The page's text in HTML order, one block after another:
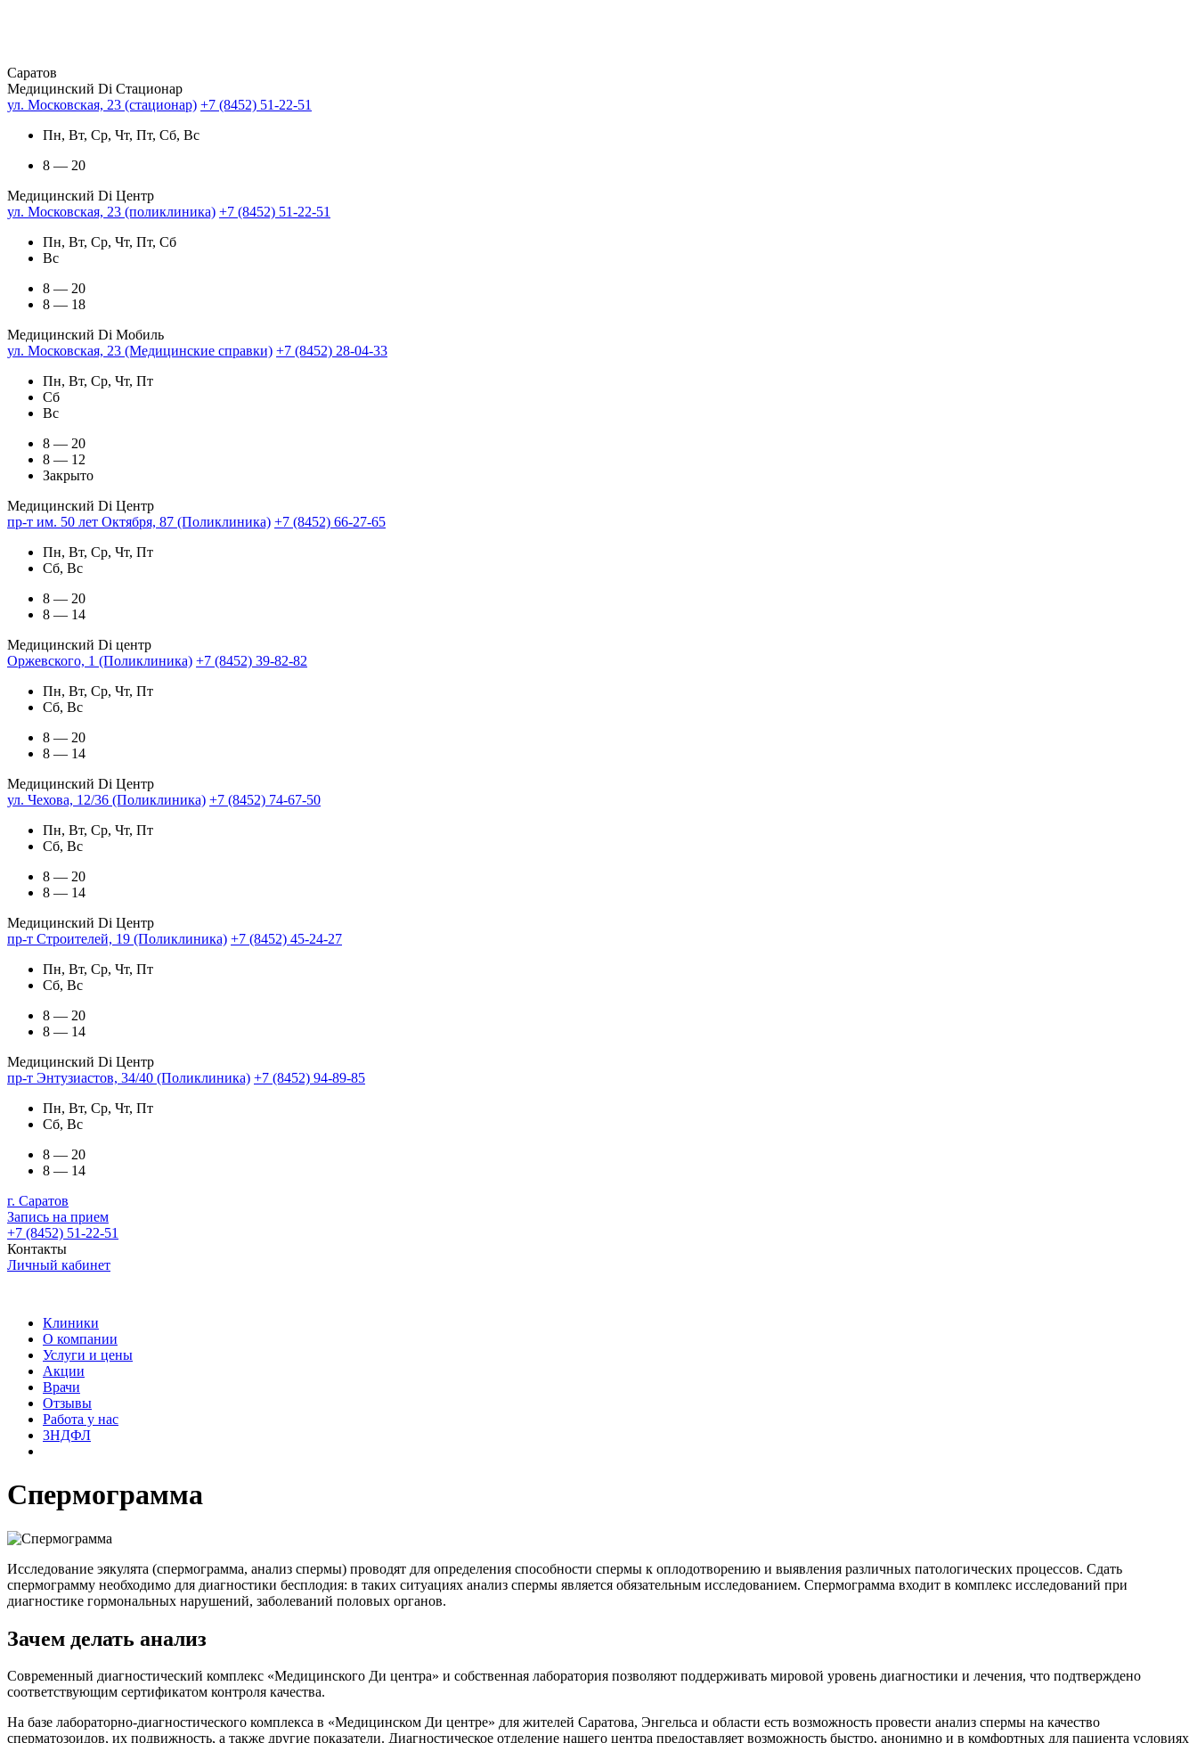
Саратов
Медицинский Di Стационар
ул. Московская, 23 (стационар) +7 (8452) 51-22-51
Пн, Вт, Ср, Чт, Пт, Сб, Вс
8 — 20
Медицинский Di Центр
ул. Московская, 23 (поликлиника) +7 (8452) 51-22-51
Пн, Вт, Ср, Чт, Пт, Сб
Вс
8 — 20
8 — 18
Медицинский Di Мобиль
ул. Московская, 23 (Медицинские справки) +7 (8452) 28-04-33
Пн, Вт, Ср, Чт, Пт
Сб
Вс
8 — 20
8 — 12
Закрыто
Медицинский Di Центр
пр-т им. 50 лет Октября, 87 (Поликлиника) +7 (8452) 66-27-65
Пн, Вт, Ср, Чт, Пт
Сб, Вс
8 — 20
8 — 14
Медицинский Di центр
Оржевского, 1 (Поликлиника) +7 (8452) 39-82-82
Пн, Вт, Ср, Чт, Пт
Сб, Вс
8 — 20
8 — 14
Медицинский Di Центр
ул. Чехова, 12/36 (Поликлиника) +7 (8452) 74-67-50
Пн, Вт, Ср, Чт, Пт
Сб, Вс
8 — 20
8 — 14
Медицинский Di Центр
пр-т Строителей, 19 (Поликлиника) +7 (8452) 45-24-27
Пн, Вт, Ср, Чт, Пт
Сб, Вс
8 — 20
8 — 14
Медицинский Di Центр
пр-т Энтузиастов, 34/40 (Поликлиника) +7 (8452) 94-89-85
Пн, Вт, Ср, Чт, Пт
Сб, Вс
8 — 20
8 — 14
г. Саратов
Запись на прием
+7 (8452) 51-22-51
Контакты
Личный кабинет
Клиники
О компании
Услуги и цены
Акции
Врачи
Отзывы
Работа у нас
3НДФЛ
Спермограмма
Исследование эякулята (спермограмма, анализ спермы) проводят для определения способности спермы к оплодотворению и выявления различных патологических процессов. Сдать
спермограмму необходимо для диагностики бесплодия: в таких ситуациях анализ спермы является обязательным исследованием. Спермограмма входит в комплекс исследований при
диагностике гормональных нарушений, заболеваний половых органов.
Зачем делать анализ
Современный диагностический комплекс «Медицинского Ди центра» и собственная лаборатория позволяют поддерживать мировой уровень диагностики и лечения, что подтверждено
соответствующим сертификатом контроля качества.
На базе лабораторно-диагностического комплекса в «Медицинском Ди центре» для жителей Саратова, Энгельса и области есть возможность провести анализ спермы на качество
сперматозоидов, их подвижность, а также другие показатели. Диагностическое отделение нашего центра предоставляет возможность быстро, анонимно и в комфортных для пациента условиях